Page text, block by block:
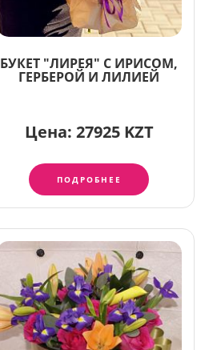
БУКЕТ "ЛИРЕЯ" С ИРИСОМ,
ГЕРБЕРОЙ И ЛИЛИЕЙ
Цена: 27925 KZT
ПОДРОБНЕЕ